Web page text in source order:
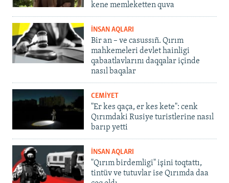
kene memleketten quva
İNSAN AQLARI
Bir an – ve casussıñ. Qırım
mahkemeleri devlet hainligi
qabaatlavlarını daqqalar içinde
nasıl baqalar
CEMİYET
"Er kes qaça, er kes kete": cenk
Qırımdaki Rusiye turistlerine nasıl
barıp yetti
İNSAN AQLARI
"Qırım birdemligi" işini toqtattı,
tintüv ve tutuvlar ise Qırımda daa